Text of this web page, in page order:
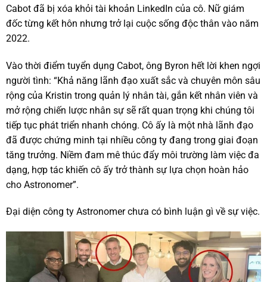
Cabot đã bị xóa khỏi tài khoản LinkedIn của cô. Nữ giám
đốc từng kết hôn nhưng trở lại cuộc sống độc thân vào năm
2022.
Vào thời điểm tuyển dụng Cabot, ông Byron hết lời khen ngợi
người tình: “Khả năng lãnh đạo xuất sắc và chuyên môn sâu
rộng của Kristin trong quản lý nhân tài, gắn kết nhân viên và
mở rộng chiến lược nhân sự sẽ rất quan trọng khi chúng tôi
tiếp tục phát triển nhanh chóng. Cô ấy là một nhà lãnh đạo
đã được chứng minh tại nhiều công ty đang trong giai đoạn
tăng trưởng. Niềm đam mê thúc đẩy môi trường làm việc đa
dạng, hợp tác khiến cô ấy trở thành sự lựa chọn hoàn hảo
cho Astronomer”.
Đại diện công ty Astronomer chưa có bình luận gì về sự việc.